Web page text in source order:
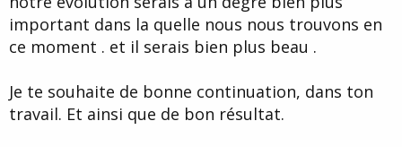
important dans la quelle nous nous trouvons en
ce moment . et il serais bien plus beau .
Je te souhaite de bonne continuation, dans ton
travail. Et ainsi que de bon résultat.